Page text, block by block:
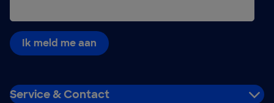
Ik meld me aan
Service & Contact